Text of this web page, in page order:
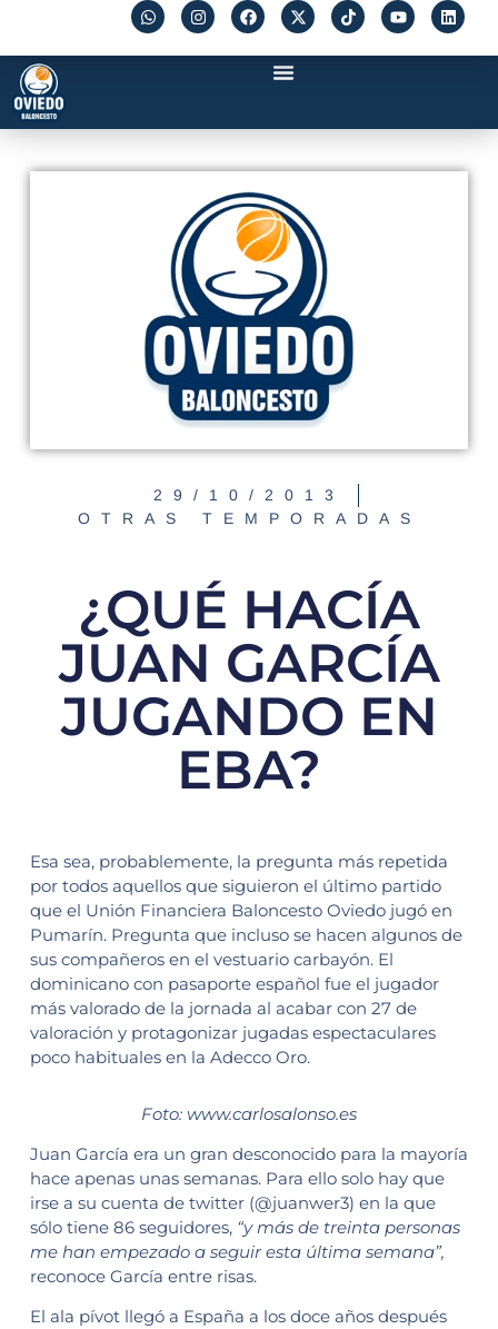
29/10/2013
OTRAS TEMPORADAS
¿QUÉ HACÍA
JUAN GARCÍA
JUGANDO EN
EBA?
Esa sea, probablemente, la pregunta más repetida
por todos aquellos que siguieron el último partido
que el Unión Financiera Baloncesto Oviedo jugó en
Pumarín. Pregunta que incluso se hacen algunos de
sus compañeros en el vestuario carbayón. El
dominicano con pasaporte español fue el jugador
más valorado de la jornada al acabar con 27 de
valoración y protagonizar jugadas espectaculares
poco habituales en la Adecco Oro.
Foto: www.carlosalonso.es
Juan García era un gran desconocido para la mayoría
hace apenas unas semanas. Para ello solo hay que
irse a su cuenta de twitter (@juanwer3) en la que
sólo tiene 86 seguidores, “y más de treinta personas
me han empezado a seguir esta última semana”,
reconoce García entre risas.
El ala pívot llegó a España a los doce años después